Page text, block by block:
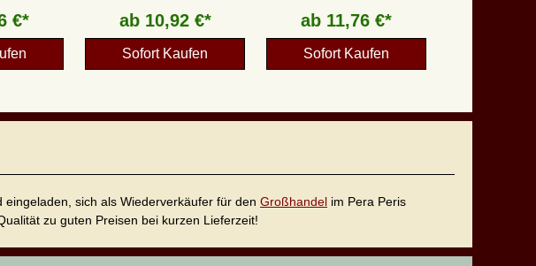
€* ab 10,92 €*
Sofort Kaufen
ab 11,76 €*
Sofort Kaufen
sich als Wiederverkäufer für den Großhandel im Pera Peris
zu guten Preisen bei kurzen Lieferzeit!